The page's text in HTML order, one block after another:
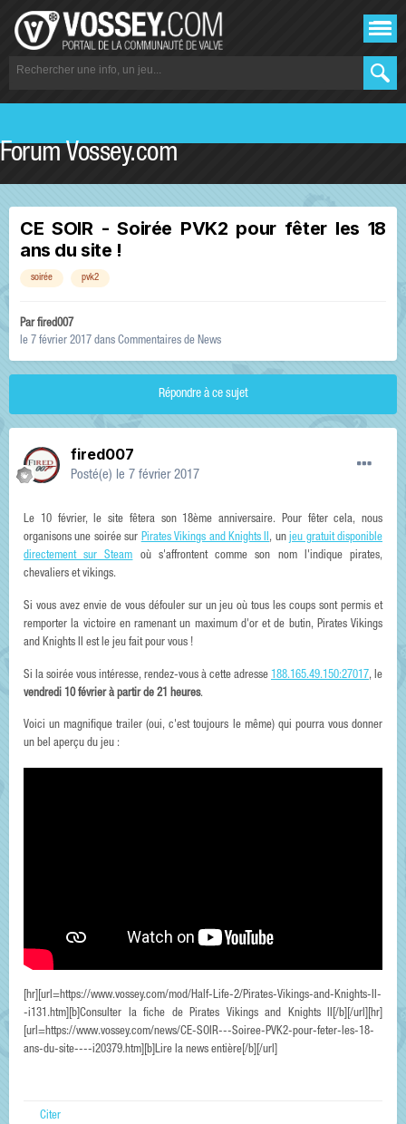
Forum Vossey.com
CE SOIR - Soirée PVK2 pour fêter les 18
ans du site !
soirée pvk2
Parfired007
le 7 février 2017 dans Commentaires de News
Répondre à ce sujet
fired007
Posté(e) le 7 février 2017
Le 10 février, le site fêtera son 18ème anniversaire. Pour fêter cela, nous
organisons une soirée sur Pirates Vikings and Knights II, un jeu gratuit disponible
directement sur Steam où s'affrontent comme son nom l'indique pirates,
chevaliers et vikings.
Si vous avez envie de vous défouler sur un jeu où tous les coups sont permis et
remporter la victoire en ramenant un maximum d'or et de butin, Pirates Vikings
and Knights II est le jeu fait pour vous !
Si la soirée vous intéresse, rendez-vous à cette adresse 188.165.49.150:27017, le
vendredi 10 février à partir de 21 heures.
Voici un magnifique trailer (oui, c'est toujours le même) qui pourra vous donner
un bel aperçu du jeu :
[hr][url=https://www.vossey.com/mod/Half-Life-2/Pirates-Vikings-and-Knights-II-
-i131.htm][b]Consulter la fiche de Pirates Vikings and Knights II[/b][/url][hr]
[url=https://www.vossey.com/news/CE-SOIR---Soiree-PVK2-pour-feter-les-18-
ans-du-site----i20379.htm][b]Lire la news entière[/b][/url]
Citer